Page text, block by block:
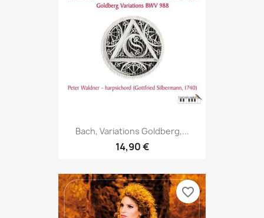
Bach, Variations Goldberg,...
14,90 €
favorite_border